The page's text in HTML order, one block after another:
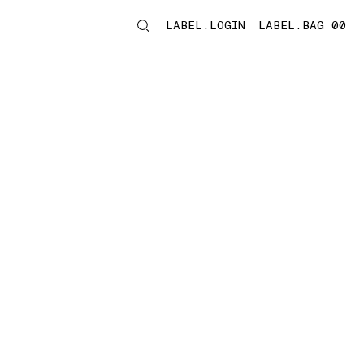
LABEL.LOGIN
LABEL.BAG 00
LABEL.ITEMS